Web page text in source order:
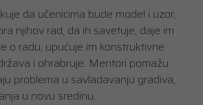
da učenicima bude model i uzor,
njihov rad, da ih savetuje, daje im
o radu, upućuje im konstruktivne
i ohrabruje. Mentori pomažu
problema u savladavanju gradiva,
u novu sredinu.